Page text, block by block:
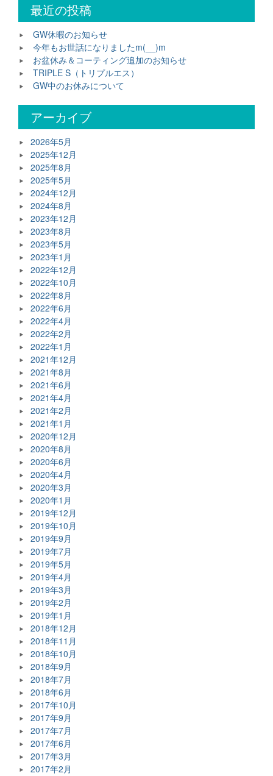
最近の投稿
GW休暇のお知らせ
今年もお世話になりましたm(__)m
お盆休み＆コーティング追加のお知らせ
TRIPLE S（トリプルエス）
GW中のお休みについて
アーカイブ
2026年5月
2025年12月
2025年8月
2025年5月
2024年12月
2024年8月
2023年12月
2023年8月
2023年5月
2023年1月
2022年12月
2022年10月
2022年8月
2022年6月
2022年4月
2022年2月
2022年1月
2021年12月
2021年8月
2021年6月
2021年4月
2021年2月
2021年1月
2020年12月
2020年8月
2020年6月
2020年4月
2020年3月
2020年1月
2019年12月
2019年10月
2019年9月
2019年7月
2019年5月
2019年4月
2019年3月
2019年2月
2019年1月
2018年12月
2018年11月
2018年10月
2018年9月
2018年7月
2018年6月
2017年10月
2017年9月
2017年7月
2017年6月
2017年3月
2017年2月